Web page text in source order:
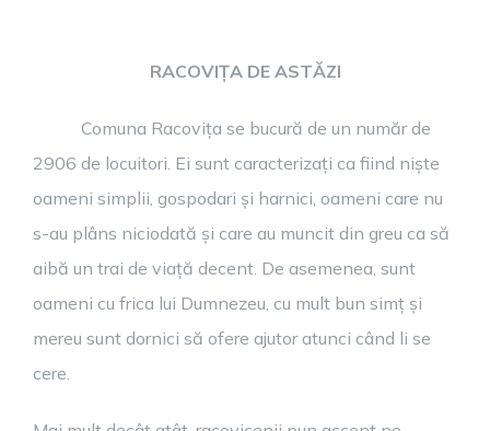
RACOVIȚA DE ASTĂZI
Comuna Racovița se bucură de un număr de
2906 de locuitori. Ei sunt caracterizați ca fiind niște
oameni simplii, gospodari și harnici, oameni care nu
s-au plâns niciodată și care au muncit din greu ca să
aibă un trai de viață decent. De asemenea, sunt
oameni cu frica lui Dumnezeu, cu mult bun simț și
mereu sunt dornici să ofere ajutor atunci când li se
cere.